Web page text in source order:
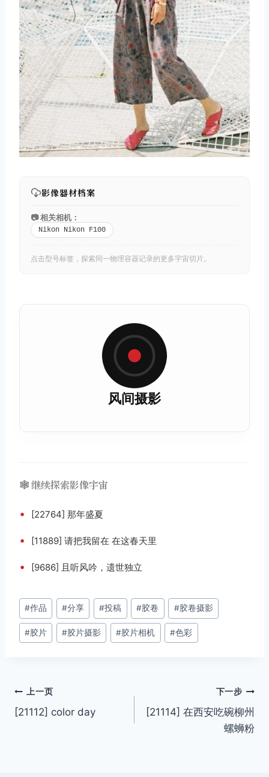
影像器材档案
📷 相关相机：
Nikon Nikon F100
点击型号标签，探索同一物理容器记录的更多宇宙切片。
风间摄影
🕸️ 继续探索影像宇宙
• [22764] 那年盛夏
• [11889] 请把我留在 在这春天里
• [9686] 且听风吟，遗世独立
文
章
标
#作品 #分享 #投稿 #胶卷 #胶卷摄影
#胶片 #胶片摄影 #胶片相机 #色彩
文
章
上一页
[21112] color day
下一步
[21114] 在西安吃碗柳州
螺蛳粉